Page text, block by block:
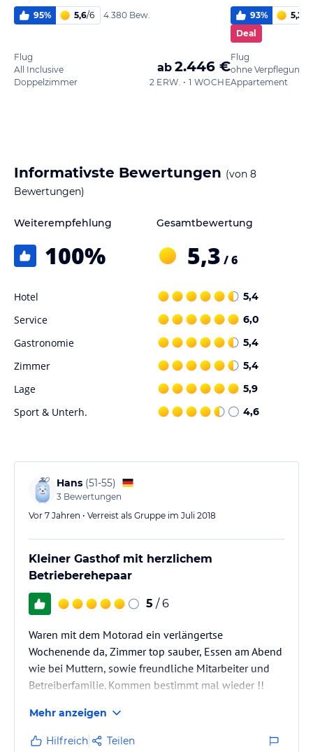
95% 5,6/6 4.380 Bew.
Flug
All Inclusive
Doppelzimmer
ab 2.446 €
2 ERW. • 1 WOCHE
93% 5,2
Deal
Flug
ohne Verpflegung
Appartement
Informativste Bewertungen (von 8
Bewertungen)
Weiterempfehlung
100%
Gesamtbewertung
5,3 / 6
Hotel 5,4
Service 6,0
Gastronomie 5,4
Zimmer 5,4
Lage 5,9
Sport & Unterh. 4,6
Hans (51-55)
3 Bewertungen
Vor 7 Jahren • Verreist als Gruppe im Juli 2018
Kleiner Gasthof mit herzlichem
Betrieberehepaar
5 / 6
Waren mit dem Motorad ein verlängertse
Wochenende da, Zimmer top sauber, Essen am Abend
wie bei Muttern, sowie freundliche Mitarbeiter und
Betreiberfamilie. Kommen bestimmt mal wieder !!
Mehr anzeigen
Hilfreich Teilen